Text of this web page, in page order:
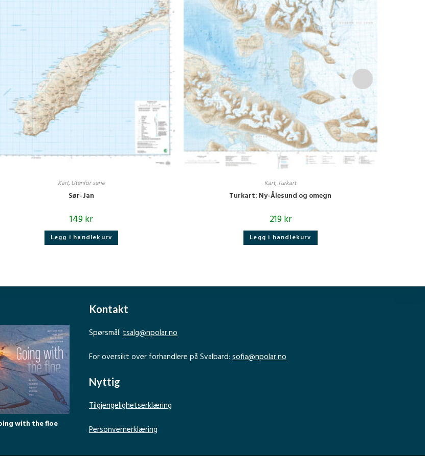
Kart, Utenfor serie
Sør-Jan
149kr
Legg i handlekurv
Kart, Turkart
Turkart: Ny-Ålesund og omegn
219kr
Legg i handlekurv
with the floe
Kontakt
Spørsmål: tsalg@npolar.no
For oversikt over forhandlere på Svalbard: sofia@npolar.no
Nyttig
Tilgjengelighetserklæring
Personvernerklæring